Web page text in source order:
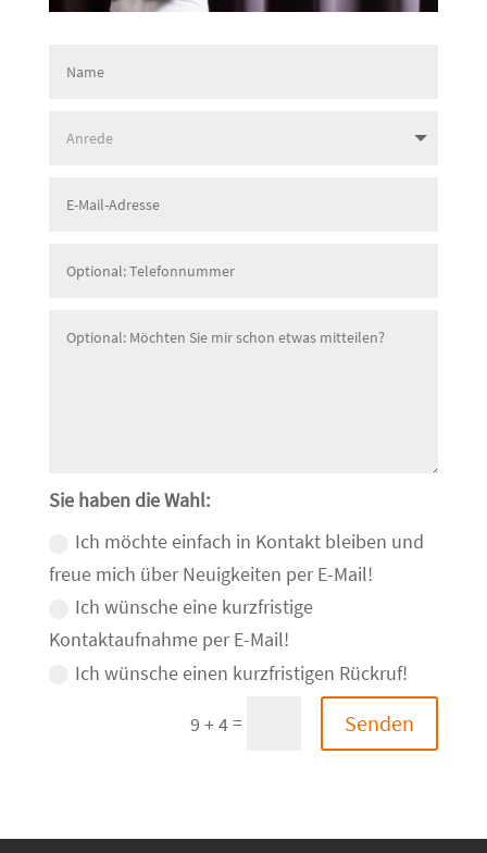
Sie haben die Wahl:
Ich möchte einfach in Kontakt bleiben und
freue mich über Neuigkeiten per E-Mail!
Ich wünsche eine kurzfristige
Kontaktaufnahme per E-Mail!
Ich wünsche einen kurzfristigen Rückruf!
9 + 4= Senden